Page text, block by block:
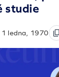
studie
1 ledna, 1970